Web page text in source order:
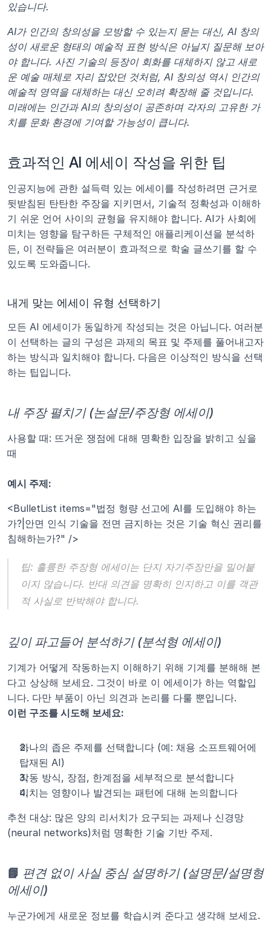
있습니다.
AI가 인간의 창의성을 모방할 수 있는지 묻는 대신, AI 창의
성이 새로운 형태의 예술적 표현 방식은 아닐지 질문해 보아
야 합니다. 사진 기술의 등장이 회화를 대체하지 않고 새로
운 예술 매체로 자리 잡았던 것처럼, AI 창의성 역시 인간의
예술적 영역을 대체하는 대신 오히려 확장해 줄 것입니다.
미래에는 인간과 AI의 창의성이 공존하며 각자의 고유한 가
치를 문화 환경에 기여할 가능성이 큽니다.
효과적인 AI 에세이 작성을 위한 팁
인공지능에 관한 설득력 있는 에세이를 작성하려면 근거로
뒷받침된 탄탄한 주장을 지키면서, 기술적 정확성과 이해하
기 쉬운 언어 사이의 균형을 유지해야 합니다. AI가 사회에
미치는 영향을 탐구하든 구체적인 애플리케이션을 분석하
든, 이 전략들은 여러분이 효과적으로 학술 글쓰기를 할 수
있도록 도와줍니다.
내게 맞는 에세이 유형 선택하기
모든 AI 에세이가 동일하게 작성되는 것은 아닙니다. 여러분
이 선택하는 글의 구성은 과제의 목표 및 주제를 풀어내고자
하는 방식과 일치해야 합니다. 다음은 이상적인 방식을 선택
하는 팁입니다.
내 주장 펼치기 (논설문/주장형 에세이)
사용할 때: 뜨거운 쟁점에 대해 명확한 입장을 밝히고 싶을
때
예시 주제:
<BulletList items="법정 형량 선고에 AI를 도입해야 하는
가?|안면 인식 기술을 전면 금지하는 것은 기술 혁신 권리를
침해하는가?" />
팁: 훌륭한 주장형 에세이는 단지 자기주장만을 밀어붙
이지 않습니다. 반대 의견을 명확히 인지하고 이를 객관
적 사실로 반박해야 합니다.
깊이 파고들어 분석하기 (분석형 에세이)
기계가 어떻게 작동하는지 이해하기 위해 기계를 분해해 본
다고 상상해 보세요. 그것이 바로 이 에세이가 하는 역할입
니다. 다만 부품이 아닌 의견과 논리를 다룰 뿐입니다.
이런 구조를 시도해 보세요:
하나의 좁은 주제를 선택합니다 (예: 채용 소프트웨어에
탑재된 AI)
작동 방식, 장점, 한계점을 세부적으로 분석합니다
미치는 영향이나 발견되는 패턴에 대해 논의합니다
추천 대상: 많은 양의 리서치가 요구되는 과제나 신경망
(neural networks)처럼 명확한 기술 기반 주제.
📘 편견 없이 사실 중심 설명하기 (설명문/설명형
에세이)
누군가에게 새로운 정보를 학습시켜 준다고 생각해 보세요.